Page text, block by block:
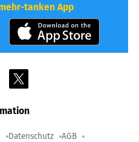
tanken App
Datenschutz AGB